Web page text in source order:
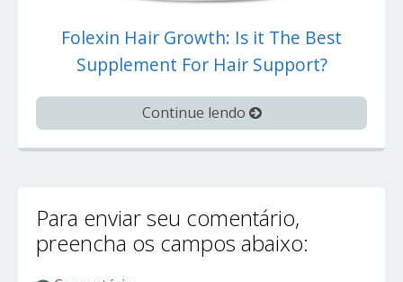
Folexin Hair Growth: Is it The Best
Supplement For Hair Support?
Continue lendo
Para enviar seu comentário,
preencha os campos abaixo: